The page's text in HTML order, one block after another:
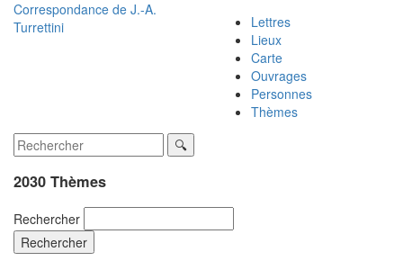
Correspondance de J.-A.
Turrettini
Lettres
Lieux
Carte
Ouvrages
Personnes
Thèmes
2030 Thèmes
Rechercher
Rechercher